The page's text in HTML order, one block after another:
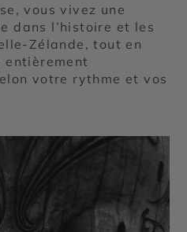
vous vivez une
dans l’histoire et les
Zélande, tout en
entièrement
votre rythme et vos